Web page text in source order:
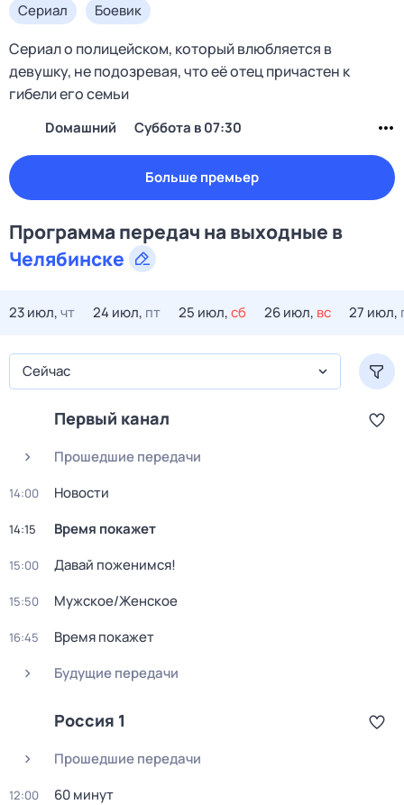
Сериал Боевик
Сериал о полицейском, который влюбляется в
девушку, не подозревая, что её отец причастен к
гибели его семьи
Dомашний суббота в 07:30
Больше премьер
Программа передач на выходные в
Челябинске
23 июл,чт 24 июл, пт 25 июл,сб 26 июл, вс 27 июл,
Сейчас
Первый канал
Прошедшие передачи
14:00 Новости
14:15 Время покажет
15:00 Давай поженимся!
15:50 Мужское/Женское
16:45
Время покажет
Будущие передачи
Россия 1
Прошедшие передачи
12:00 60 минут